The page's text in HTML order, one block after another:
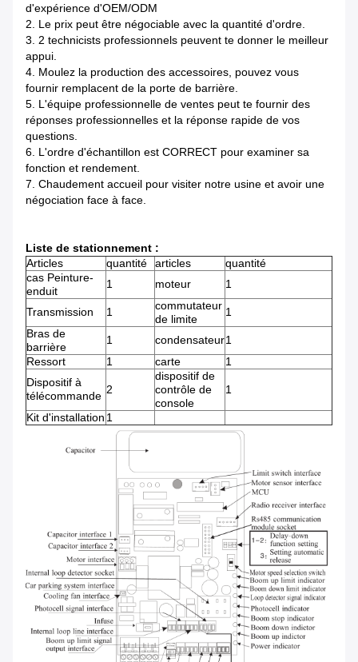
d'expérience d'OEM/ODM
2. Le prix peut être négociable avec la quantité d'ordre.
3. 2 technicists professionnels peuvent te donner le meilleur
appui.
4. Moulez la production des accessoires, pouvez vous
fournir remplacent de la porte de barrière.
5. L'équipe professionnelle de ventes peut te fournir des
réponses professionnelles et la réponse rapide de vos
questions.
6. L'ordre d'échantillon est CORRECT pour examiner sa
fonction et rendement.
7. Chaudement accueil pour visiter notre usine et avoir une
négociation face à face.
Liste de stationnement :
Articles
quantité articles
quantité
cas Peinture-
enduit
1 moteur 1
Transmission 1
commutateur
de limite
1
Bras de
barrière
1 condensateur1
Ressort
1 carte
1
Dispositif à
télécommande 2
dispositif de
contrôle de
console
1
Kit d'installation 1